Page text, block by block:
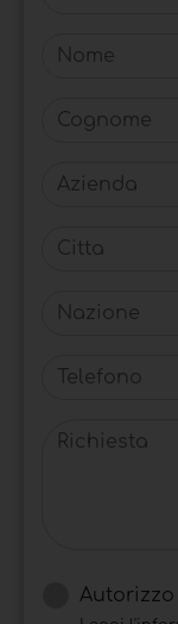
Nome
Cognome
Azienda
Citta
Nazione
Telefono
Richiesta